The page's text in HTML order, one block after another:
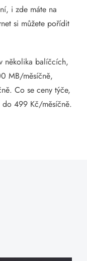
i zde máte na
si můžete pořídit
několika balíčcích,
MB/měsíčně,
Co se ceny týče,
do 499 Kč/měsíčně.